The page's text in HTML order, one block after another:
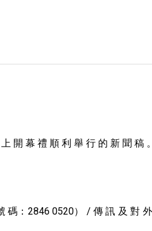
開 幕 禮 順 利 舉 行 的 新 聞 稿 。
：2846 0520） / 傳 訊 及 對